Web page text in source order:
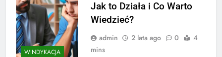
WINDYKACJA
Jak to Działa i Co Warto
Wiedzieć?
admin 2 lata ago 0
4
mins